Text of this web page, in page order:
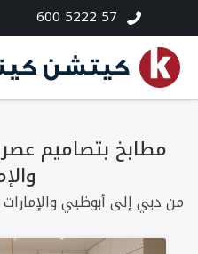
600 5222 57
مطابخ بتصاميم
من دبي إلى أبوظبي